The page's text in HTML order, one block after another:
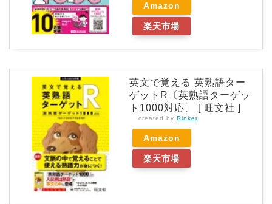
Amazon
楽天市場
英文で覚える 英熟語ター
ゲットR〔英熟語ターゲッ
ト1000対応〕 [ 旺文社 ]
created by Rinker
Amazon
楽天市場